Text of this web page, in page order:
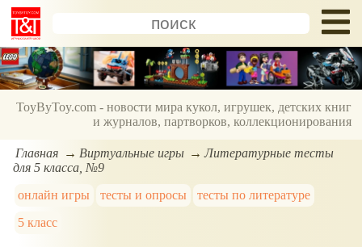
ToyByToy.com - новости мира кукол, игрушек, детских книг
и журналов, партворков, коллекционирования
Главная Виртуальные игры
Литературные тесты
для 5 класса, №9
онлайн игры
тесты и опросы
тесты по литературе
5 класс